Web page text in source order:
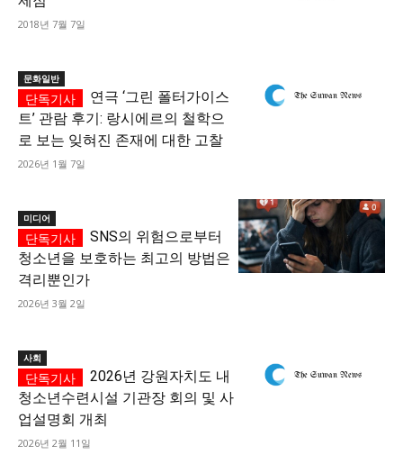
2018년 7월 7일
문화일반
연극 ‘그린 폴터가이스
트’ 관람 후기: 랑시에르의 철학으
로 보는 잊혀진 존재에 대한 고찰
2026년 1월 7일
미디어
SNS의 위험으로부터
청소년을 보호하는 최고의 방법은
격리뿐인가
2026년 3월 2일
사회
2026년 강원자치도 내
청소년수련시설 기관장 회의 및 사
업설명회 개최
2026년 2월 11일